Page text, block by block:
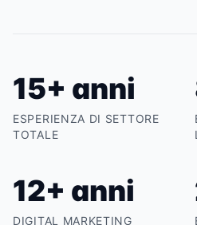
15+ anni
ESPERIENZA DI SETTORE
TOTALE
12+ anni
DIGITAL MARKETING